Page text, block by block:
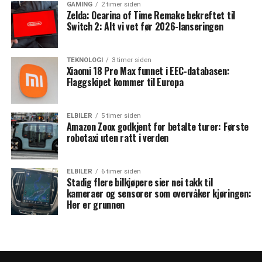
GAMING 2 timer siden
Zelda: Ocarina of Time Remake bekreftet til
Switch 2: Alt vi vet før 2026-lanseringen
TEKNOLOGI 3 timer siden
Xiaomi 18 Pro Max funnet i EEC-databasen:
Flaggskipet kommer til Europa
ELBILER 5 timer siden
Amazon Zoox godkjent for betalte turer: Første
robotaxi uten ratt i verden
ELBILER 6 timer siden
Stadig flere bilkjøpere sier nei takk til
kameraer og sensorer som overvåker kjøringen:
Her er grunnen